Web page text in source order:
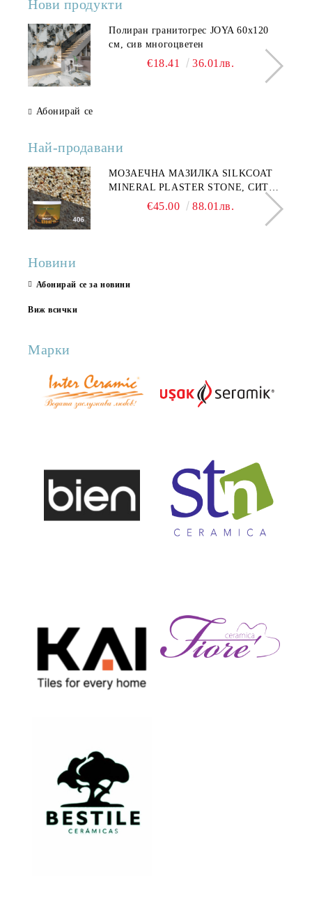
Нови продукти
Полиран гранитогрес JOYA 60x120
см, сив многоцветен
€18.41 36.01лв.
Абонирай се
Най-продавани
МОЗАЕЧНА МАЗИЛКА SILKCOAT
MINERAL PLASTER STONE, СИТЕН
КАМЪК 406 25КГ
€45.00 88.01лв.
Новини
Абонирай се за новини
Виж всички
Марки